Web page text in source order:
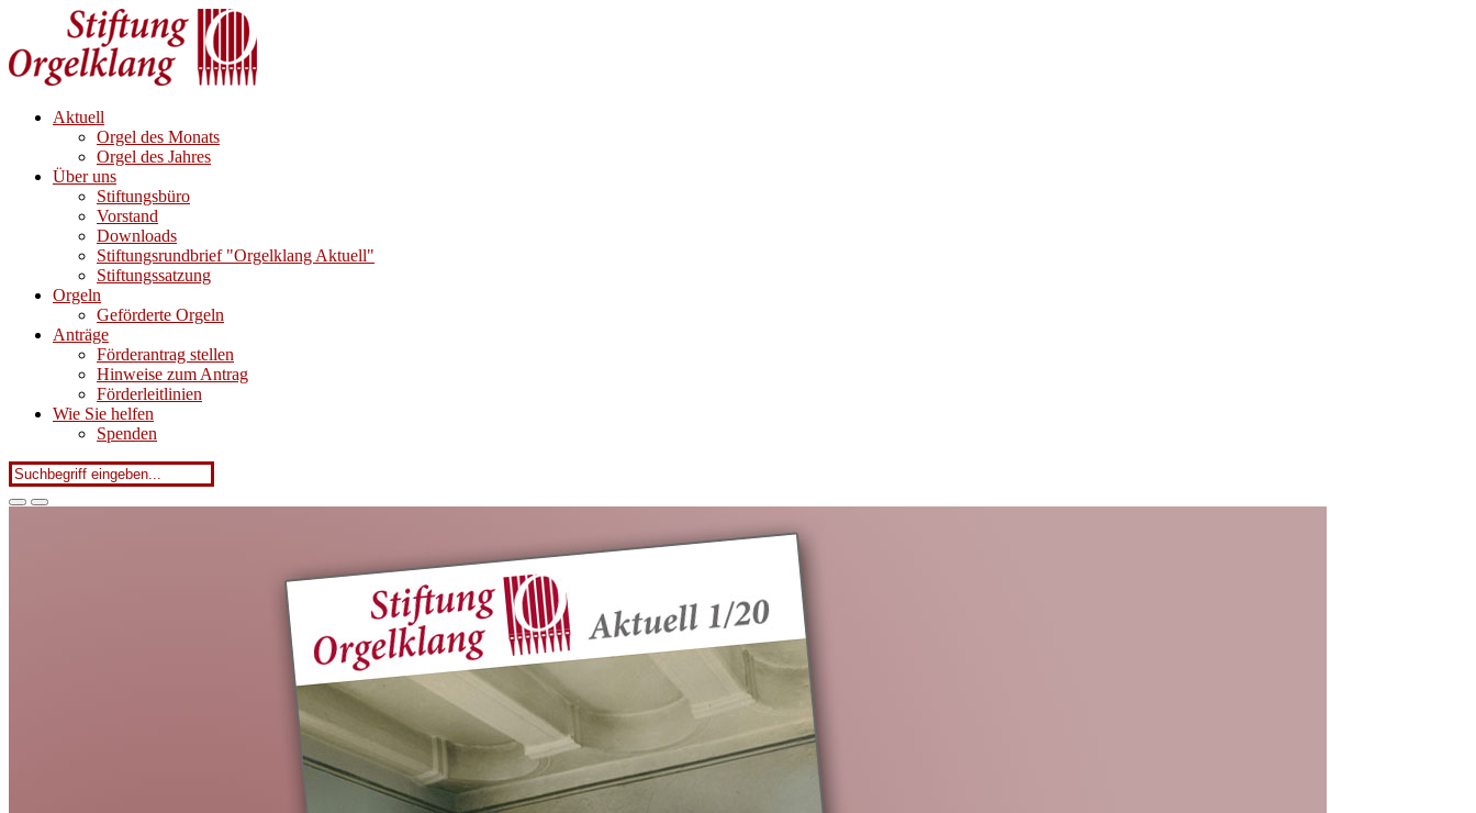
Aktuell
Orgel des Monats
Orgel des Jahres
Über uns
Stiftungsbüro
Vorstand
Downloads
Stiftungsrundbrief "Orgelklang Aktuell"
Stiftungssatzung
Orgeln
Geförderte Orgeln
Anträge
Förderantrag stellen
Hinweise zum Antrag
Förderleitlinien
Wie Sie helfen
Spenden